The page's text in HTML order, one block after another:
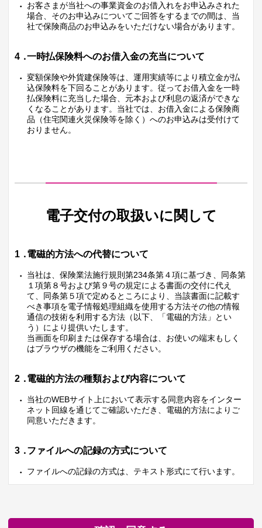
お客さまが当社への事業資金のお借入れをお申込みされた
場合、そのお申込みについてご回答をするまでの間は、当
社で保険商品のお申込みをいただけない場合があります。
4．一時払保険料へのお借入金の充当について
変額保険や外貨建保険等は、運用実績等により積立金が払
込保険料を下回ることがあります。従ってお借入金を一時
払保険料に充当した場合、元本および利息の返済ができな
くなることがあります。当社では、お借入金による保険商
品（住宅関連火災保険等を除く）へのお申込みは受付けて
おりません。
電子交付の取扱いに関して
1．電磁的方法への代替について
当社は、保険業法施行規則第234条第４項に基づき、同条第
１項第８号および第９号の規定による書面の交付に代え
て、同条第５項で定めるところにより、当該書面に記載す
べき事項を電子情報処理組織を使用する方法その他の情報
通信の技術を利用する方法（以下、「電磁的方法」とい
う）により提供いたします。
当画面を印刷または保存する場合は、お使いの端末もしく
はブラウザの機能をご利用ください。
2．電磁的方法の種類および内容について
当社のWEBサイト上において表示する同意内容をインター
ネット回線を通じてご確認いただき、電磁的方法によりご
同意いただきます。
3．ファイルへの記録の方式について
ファイルへの記録の方式は、テキスト形式にて行います。